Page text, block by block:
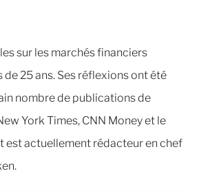
sur les marchés financiers
25 ans. Ses réflexions ont été
nombre de publications de
York Times, CNN Money et le
est actuellement rédacteur en chef